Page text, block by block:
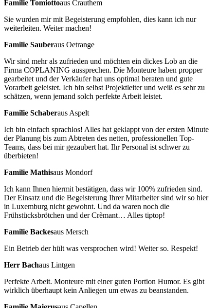
Familie Tomiottoaus Crauthem
Sie wurden mir mit Begeisterung empfohlen, dies kann ich nur
weiterleiten. Weiter machen!
Familie Sauberaus Oetrange
Wir sind mehr als zufrieden und möchten ein dickes Lob an die
Firma COPLANING aussprechen. Die Monteure haben propper
gearbeitet und der Verkäufer hat uns optimal beraten und gute
Vorarbeit geleistet. Ich bin selbst Projektleiter und weiß es sehr zu
schätzen, wenn jemand solch perfekte Arbeit leistet.
Familie Schaberaus Aspelt
Ich bin einfach sprachlos! Alles hat geklappt von der ersten Minute
der Planung bis zum Abtreten des netten, professionellen Top-
Teams, dass bei mir gezaubert hat. Ihr Personal ist schwer zu
überbieten!
Familie Mathisaus Mondorf
Ich kann Ihnen hiermit bestätigen, dass wir 100% zufrieden sind.
Der Einsatz und die Begeisterung Ihrer Mitarbeiter sind wir so hier
in Luxemburg nicht gewohnt. Und da waren noch die
Frühstücksbrötchen und der Crèmant… Alles tiptop!
Familie Backesaus Mersch
Ein Betrieb der hült was versprochen wird! Weiter so. Respekt!
Herr Bachaus Lintgen
Perfekte Arbeit. Monteure mit einer guten Portion Humor. Es gibt
wirklich überhaupt kein Anliegen um etwas zu beanstanden.